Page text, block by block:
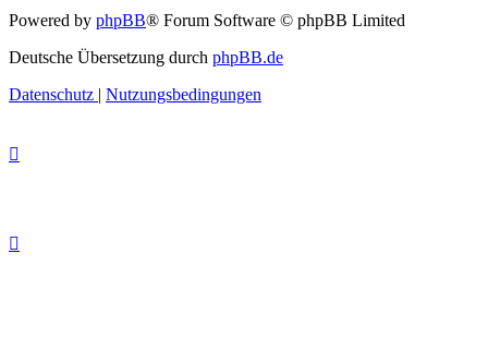
Powered by phpBB® Forum Software © phpBB Limited
Deutsche Übersetzung durch phpBB.de
Datenschutz | Nutzungsbedingungen